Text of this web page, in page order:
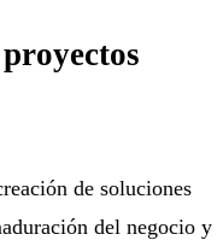
de soluciones
del negocio y